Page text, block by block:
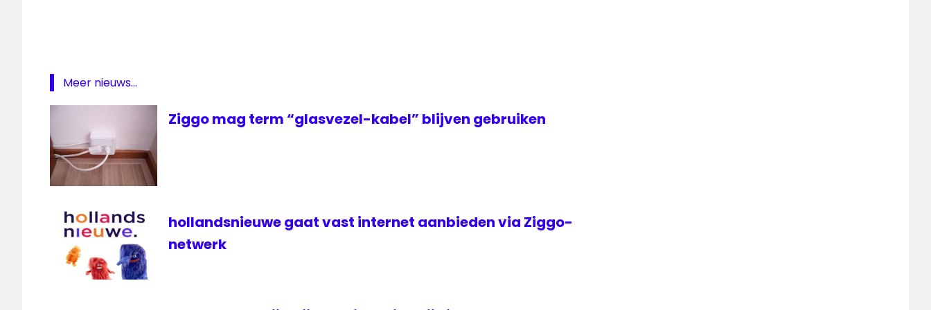
Meer nieuws...
Ziggo mag term “glasvezel-kabel” blijven gebruiken
hollandsnieuwe gaat vast internet aanbieden via Ziggo-
netwerk